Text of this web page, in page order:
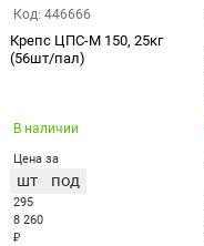
Код: 446666
Крепс ЦПС-М 150, 25кг
(56шт/пал)
В наличии
Цена за
шт под
295
8 260
₽